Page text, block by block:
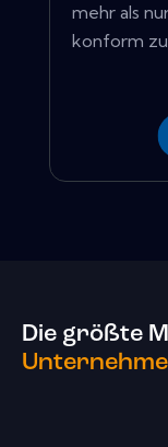
mehr als
konform zu
Die größte